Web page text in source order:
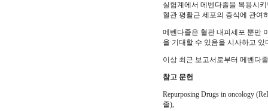
실험계에서 메벤다졸을 복용시
혈관 평활근 세포의 증식에 관여
메벤다졸은 혈관 내피세포 뿐만
을 기대할 수 있음을 시사하고 있
이상 최근 보고서로부터 메벤다
참고 문헌
Repurposing Drugs in oncology
졸),